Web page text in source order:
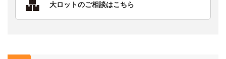
大ロットのご相談はこちら